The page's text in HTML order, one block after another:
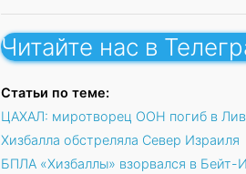
Читайте нас в
Статьи по теме:
ЦАХАЛ: миротворец ООН погиб в
Хизбалла обстреляла Север Израиля
БПЛА «Хизбаллы» взорвался в Бейт-